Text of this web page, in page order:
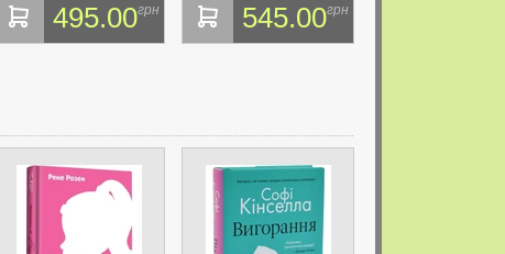
495.00грн 545.00грн